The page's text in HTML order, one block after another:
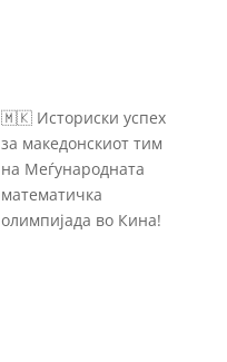
🇲🇰 Историски успех
за македонскиот тим
на Меѓународната
математичка
олимпијада во Кина!